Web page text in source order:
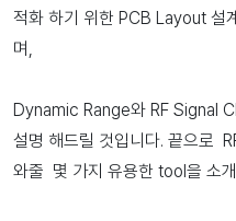
적화 하기 위한 PCB Layout 설
며,
Dynamic Range와 RF Signal
설명 해드릴 것입니다. 끝으로
와줄 몇 가지 유용한 tool을 소